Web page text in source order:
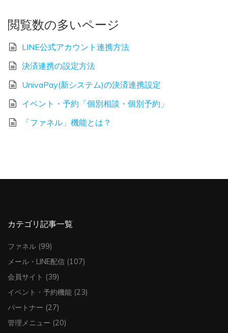
閲覧数の多いページ
LINE公式アカウント連携方法
決済連携の設定方法
UnivaPay(新システム)の決済連携設定
イベント・予約「個別相談・個別予約」
「ファネル」機能とは？
カテゴリ記事一覧
ファネル (99)
メール・LINE配信 (107)
会員サイト (39)
イベント・予約機能 (23)
パートナー (27)
管理メニュー (20)